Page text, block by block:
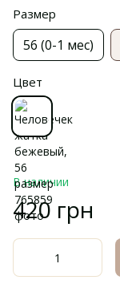
Размер
56 (0-1 мес)
Цвет
В наличии
420 грн